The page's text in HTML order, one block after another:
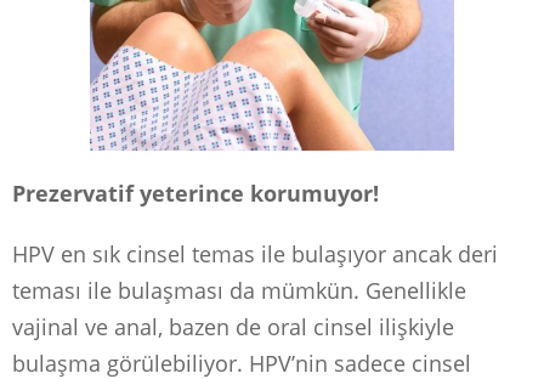
Prezervatif yeterince korumuyor!
HPV en sık cinsel temas ile bulaşıyor ancak deri
teması ile bulaşması da mümkün. Genellikle
vajinal ve anal, bazen de oral cinsel ilişkiyle
bulaşma görülebiliyor. HPV’nin sadece cinsel